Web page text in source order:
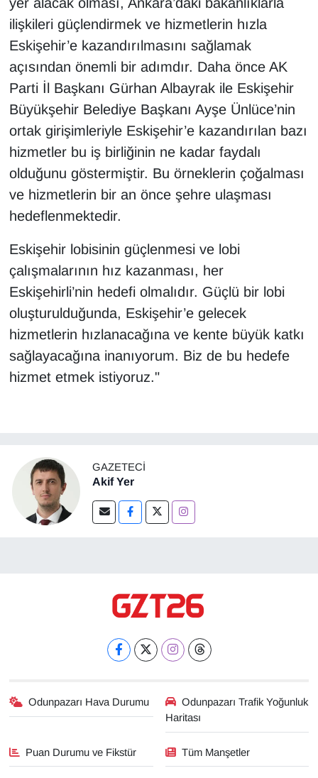
ilişkileri güçlendirmek ve hizmetlerin hızla
Eskişehir’e kazandırılmasını sağlamak
açısından önemli bir adımdır. Daha önce AK
Parti İl Başkanı Gürhan Albayrak ile Eskişehir
Büyükşehir Belediye Başkanı Ayşe Ünlüce’nin
ortak girişimleriyle Eskişehir’e kazandırılan bazı
hizmetler bu iş birliğinin ne kadar faydalı
olduğunu göstermiştir. Bu örneklerin çoğalması
ve hizmetlerin bir an önce şehre ulaşması
hedeflenmektedir.
Eskişehir lobisinin güçlenmesi ve lobi
çalışmalarının hız kazanması, her
Eskişehirli’nin hedefi olmalıdır. Güçlü bir lobi
oluşturulduğunda, Eskişehir’e gelecek
hizmetlerin hızlanacağına ve kente büyük katkı
sağlayacağına inanıyorum. Biz de bu hedefe
hizmet etmek istiyoruz."
GAZETECI
Akif Yer
Odunpazarı Hava Durumu
Odunpazarı Trafik Yoğunluk
Haritası
Puan Durumu ve Fikstür Tüm Manşetler